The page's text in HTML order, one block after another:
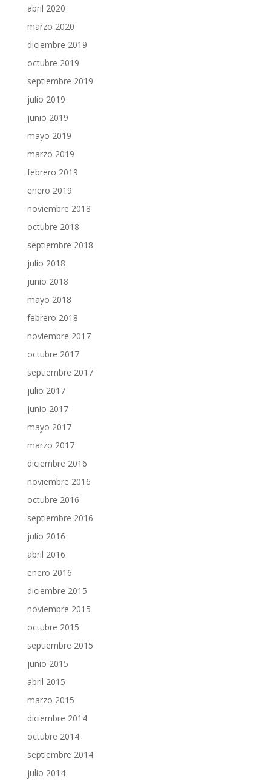
abril 2020
marzo 2020
diciembre 2019
octubre 2019
septiembre 2019
julio 2019
junio 2019
mayo 2019
marzo 2019
febrero 2019
enero 2019
noviembre 2018
octubre 2018
septiembre 2018
julio 2018
junio 2018
mayo 2018
febrero 2018
noviembre 2017
octubre 2017
septiembre 2017
julio 2017
junio 2017
mayo 2017
marzo 2017
diciembre 2016
noviembre 2016
octubre 2016
septiembre 2016
julio 2016
abril 2016
enero 2016
diciembre 2015
noviembre 2015
octubre 2015
septiembre 2015
junio 2015
abril 2015
marzo 2015
diciembre 2014
octubre 2014
septiembre 2014
julio 2014